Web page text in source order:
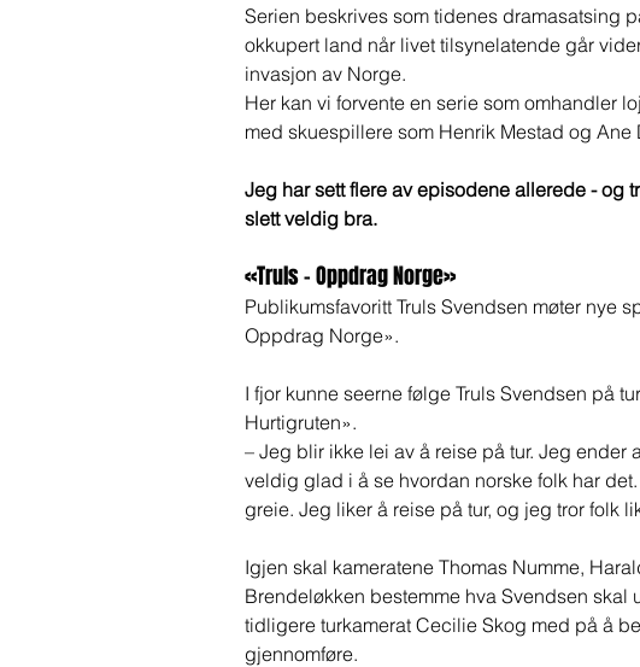
Serien beskrives som tidenes dramasatsing
okkupert land når livet tilsynelatende går
invasjon av Norge.
Her kan vi forvente en serie som omhandler
med skuespillere som Henrik Mestad og Ane
Jeg har sett flere av episodene allerede - og
slett veldig bra.
«Truls – Oppdrag Norge»
Publikumsfavoritt Truls Svendsen møter nye
Oppdrag Norge».
I fjor kunne seerne følge Truls Svendsen på
Hurtigruten».
– Jeg blir ikke lei av å reise på tur. Jeg
veldig glad i å se hvordan norske folk har
greie. Jeg liker å reise på tur, og jeg tror folk
Igjen skal kameratene Thomas Numme,
Brendeløkken bestemme hva Svendsen skal
tidligere turkamerat Cecilie Skog med på å
gjennomføre.